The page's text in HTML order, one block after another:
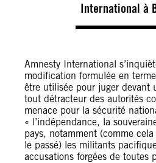
International à
Amnesty International
modification formulée en
être utilisée pour juger devant
tout détracteur des autorités
menace pour la sécurité
« l’indépendance, la
pays, notamment (comme
le passé) les militants
accusations forgées de toutes